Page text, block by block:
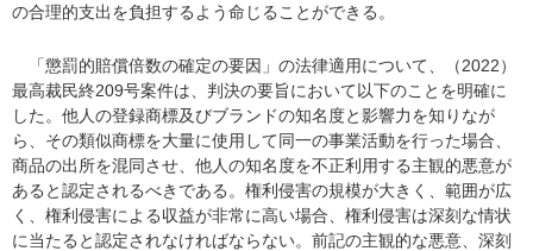
の合理的支出を負担するよう命じることができる。
「懲罰的賠償倍数の確定の要因」の法律適用について、（2022）
最高裁民終209号案件は、判決の要旨において以下のことを明確に
した。他人の登録商標及びブランドの知名度と影響力を知りなが
ら、その類似商標を大量に使用して同一の事業活動を行った場合、
商品の出所を混同させ、他人の知名度を不正利用する主観的悪意が
あると認定されるべきである。権利侵害の規模が大きく、範囲が広
く、権利侵害による収益が非常に高い場合、権利侵害は深刻な情状
に当たると認定されなければならない。前記の主観的な悪意、深刻